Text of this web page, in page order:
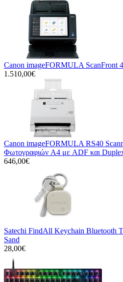
Canon imageFORMULA ScanFront
1.510,00€
Canon imageFORMULA RS40
Φωτογραφιών A4 με ADF και
646,00€
Satechi FindAll Keychain Bluetooth
Sand
28,00€